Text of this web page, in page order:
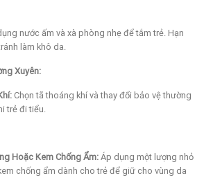
nước ấm và xà phòng nhẹ để tắm trẻ. Hạn
làm khô da.
Xuyên:
Chọn tã thoáng khí và thay đổi bảo vệ thường
trẻ đi tiểu.
Hoặc Kem Chống Ẩm:Áp dụng một lượng nhỏ
chống ẩm dành cho trẻ để giữ cho vùng da